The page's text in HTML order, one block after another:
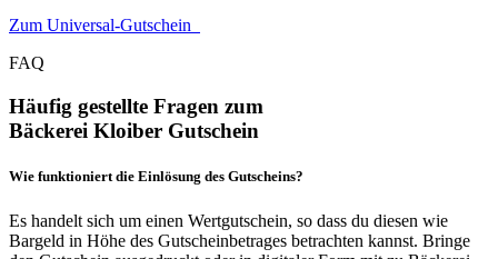
Zum Universal-Gutschein
FAQ
Häufig gestellte Fragen zum
Bäckerei Kloiber Gutschein
Wie funktioniert die Einlösung des Gutscheins?
Es handelt sich um einen Wertgutschein, so dass du diesen wie
Bargeld in Höhe des Gutscheinbetrages betrachten kannst. Bringe